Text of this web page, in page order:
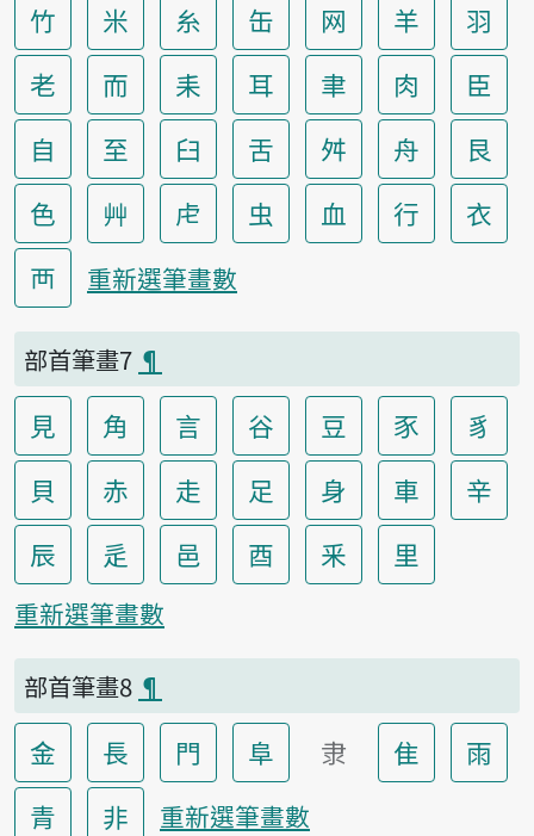
竹 米 糸 缶 网 羊
羽
老
而 耒 耳 聿 肉
臣
自
至 臼 舌 舛 舟
艮
色
艸 虍 虫 血 行
衣
襾
重新選筆畫數
部首筆畫7 ¶
見 角 言 谷 豆 豕
豸
貝
赤 走 足 身 車
辛
辰
辵 邑 酉 釆 里
重新選筆畫數
部首筆畫8 ¶
金 長 門 阜 隶 隹
雨
青
非 重新選筆畫數